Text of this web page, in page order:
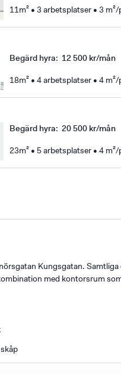
11m² • 3 arbetsplatser • 3
Begärd hyra: 12 500 kr/mån
18m² • 4 arbetsplatser • 4
Begärd hyra: 20 500 kr/mån
23m² • 5 arbetsplatser • 4
Kungsgatan.
med kontorsrum